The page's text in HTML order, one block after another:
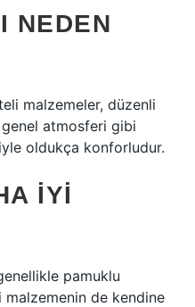
NEDEN
malzemeler, düzenli
atmosferi gibi
oldukça konforludur.
IYI
pamuklu
de kendine